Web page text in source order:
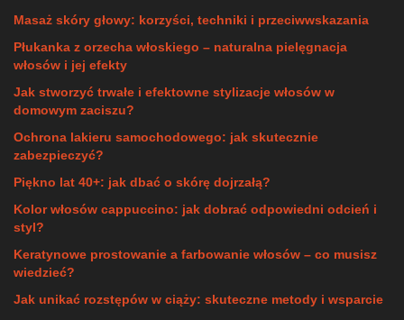
Masaż skóry głowy: korzyści, techniki i przeciwwskazania
Płukanka z orzecha włoskiego – naturalna pielęgnacja
włosów i jej efekty
Jak stworzyć trwałe i efektowne stylizacje włosów w
domowym zaciszu?
Ochrona lakieru samochodowego: jak skutecznie
zabezpieczyć?
Piękno lat 40+: jak dbać o skórę dojrzałą?
Kolor włosów cappuccino: jak dobrać odpowiedni odcień i
styl?
Keratynowe prostowanie a farbowanie włosów – co musisz
wiedzieć?
Jak unikać rozstępów w ciąży: skuteczne metody i wsparcie